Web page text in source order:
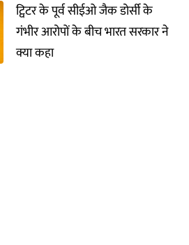
ट्विटर के पूर्व सीईओ जैक डोर्सी के
गंभीर आरोपों के बीच भारत सरकार ने
क्या कहा